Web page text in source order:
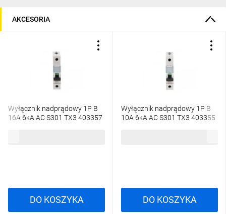
AKCESORIA
Wyłącznik nadprądowy 1P B
16A 6kA AC S301 TX3 403357
DO KOSZYKA
Wyłącznik nadprądowy 1P B
10A 6kA AC S301 TX3 403355
DO KOSZYKA